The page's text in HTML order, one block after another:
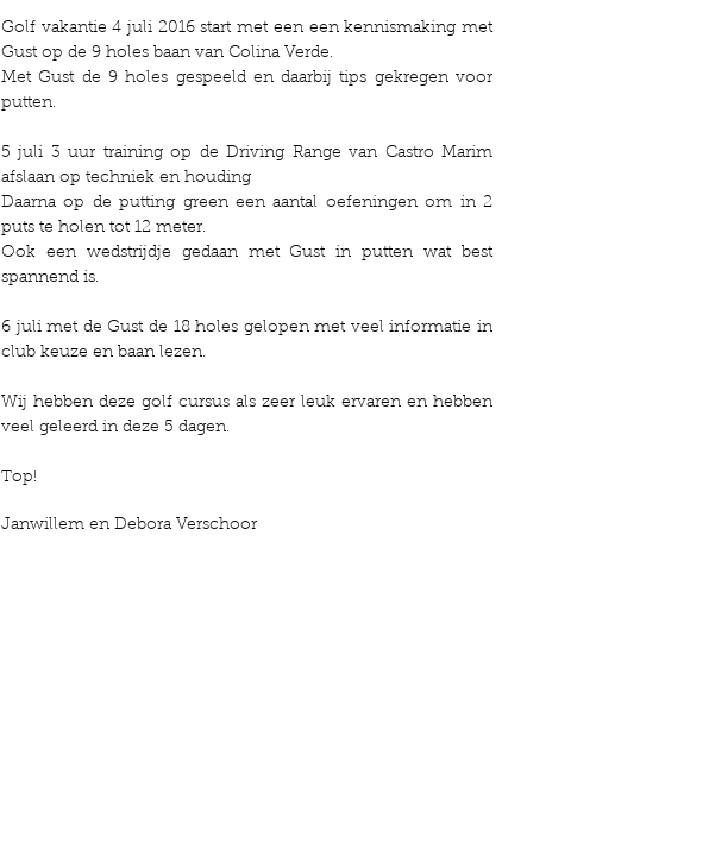
Golf vakantie 4 juli 2016 start met een een kennismaking met
Gust op de 9 holes baan van Colina Verde.
Met Gust de 9 holes gespeeld en daarbij tips gekregen voor
putten.
5 juli 3 uur training op de Driving Range van Castro Marim
afslaan op techniek en houding
Daarna op de putting green een aantal oefeningen om in 2
puts te holen tot 12 meter.
Ook een wedstrijdje gedaan met Gust in putten wat best
spannend is.
6 juli met de Gust de 18 holes gelopen met veel informatie in
club keuze en baan lezen.
Wij hebben deze golf cursus als zeer leuk ervaren en hebben
veel geleerd in deze 5 dagen.
Top!
Janwillem en Debora Verschoor